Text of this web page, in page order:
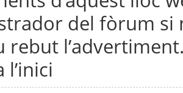
del fòrum
rebut
l’inici